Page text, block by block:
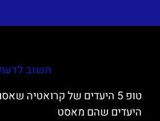
חשוב
טופ 5 היעדים של קרואטיה
היעדים שהם מאסט